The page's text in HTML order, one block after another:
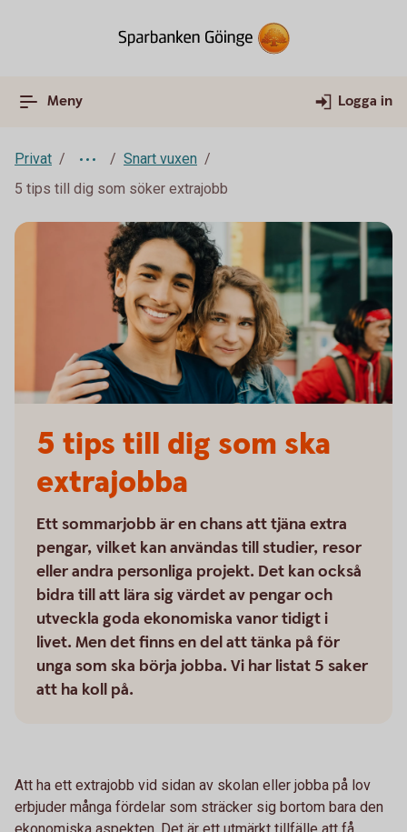
Meny Logga in
Privat
Snart vuxen
5 tips till dig som söker extrajobb
5 tips till dig som ska
extrajobba
Ett sommarjobb är en chans att tjäna extra
pengar, vilket kan användas till studier, resor
eller andra personliga projekt. Det kan också
bidra till att lära sig värdet av pengar och
utveckla goda ekonomiska vanor tidigt i
livet. Men det finns en del att tänka på för
unga som ska börja jobba. Vi har listat 5 saker
att ha koll på.
Att ha ett extrajobb vid sidan av skolan eller jobba på lov
erbjuder många fördelar som sträcker sig bortom bara den